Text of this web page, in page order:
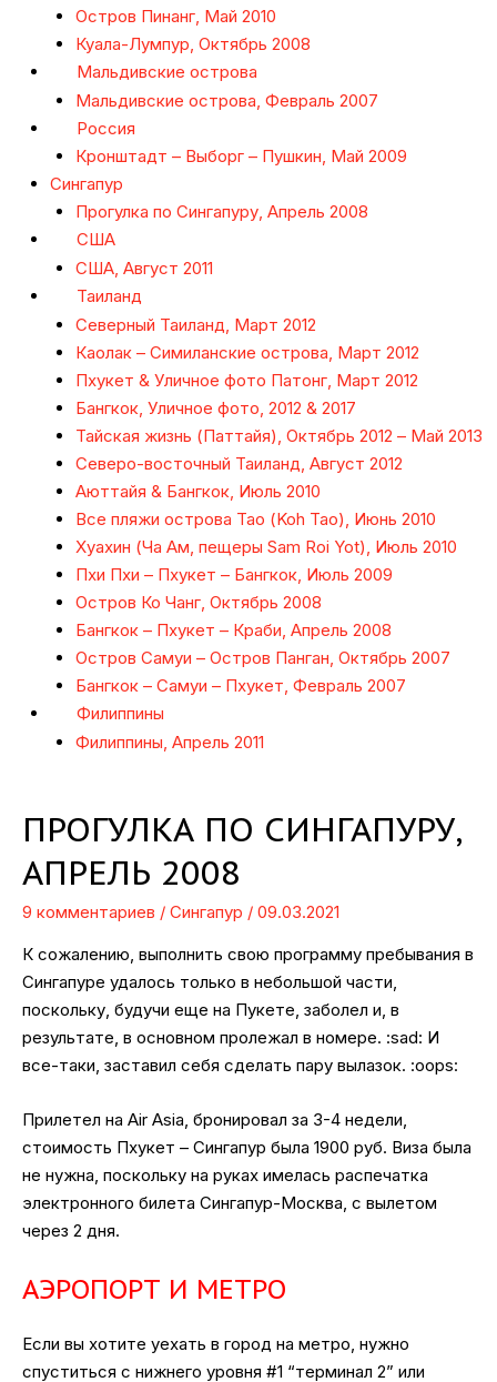
Остров Пинанг, Май 2010
Куала-Лумпур, Октябрь 2008
Мальдивские острова
Мальдивские острова, Февраль 2007
Россия
Кронштадт – Выборг – Пушкин, Май 2009
Сингапур
Прогулка по Сингапуру, Апрель 2008
США
США, Август 2011
Таиланд
Северный Таиланд, Март 2012
Каолак – Симиланские острова, Март 2012
Пхукет & Уличное фото Патонг, Март 2012
Бангкок, Уличное фото, 2012 & 2017
Тайская жизнь (Паттайя), Октябрь 2012 – Май 2013
Северо-восточный Таиланд, Август 2012
Аюттайя & Бангкок, Июль 2010
Все пляжи острова Тао (Koh Tao), Июнь 2010
Хуахин (Ча Ам, пещеры Sam Roi Yot), Июль 2010
Пхи Пхи – Пхукет – Бангкок, Июль 2009
Остров Ко Чанг, Октябрь 2008
Бангкок – Пхукет – Краби, Апрель 2008
Остров Самуи – Остров Панган, Октябрь 2007
Бангкок – Самуи – Пхукет, Февраль 2007
Филиппины
Филиппины, Апрель 2011
ПРОГУЛКА ПО СИНГАПУРУ,
АПРЕЛЬ 2008
9 комментариев / Сингапур / 09.03.2021
К сожалению, выполнить свою программу пребывания в
Сингапуре удалось только в небольшой части,
поскольку, будучи еще на Пукете, заболел и, в
результате, в основном пролежал в номере. :sad: И
все-таки, заставил себя сделать пару вылазок. :oops:
Прилетел на Air Asia, бронировал за 3-4 недели,
стоимость Пхукет – Сингапур была 1900 руб. Виза была
не нужна, поскольку на руках имелась распечатка
электронного билета Сингапур-Москва, с вылетом
через 2 дня.
АЭРОПОРТ И МЕТРО
Если вы хотите уехать в город на метро, нужно
спуститься с нижнего уровня #1 “терминал 2” или